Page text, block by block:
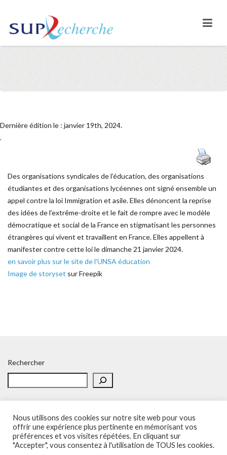
Dernière édition le : janvier 19th, 2024.
.
Des organisations syndicales de l’éducation, des organisations
étudiantes et des organisations lycéennes ont signé ensemble un
appel contre la loi Immigration et asile. Elles dénoncent la reprise
des idées de l’extrême-droite et le fait de rompre avec le modèle
démocratique et social de la France en stigmatisant les personnes
étrangères qui vivent et travaillent en France. Elles appellent à
manifester contre cette loi le dimanche 21 janvier 2024.
en savoir plus sur le site de l’UNSA éducation
Image de storyset sur Freepik
Rechercher
Accueil Politique de confidentialité Adhésion
Contacts
SOS – Demande d’aide
Politique de confidentialité
Nous utilisons des cookies sur notre site web pour vous
offrir une expérience plus pertinente en mémorisant vos
préférences et vos visites répétées. En cliquant sur
"Accepter", vous consentez à l'utilisation de TOUS les cookies.